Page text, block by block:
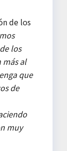
de los
los
más al
que
de
muy